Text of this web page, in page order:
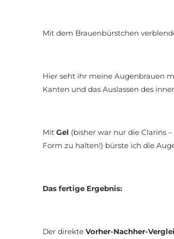
Mit dem Brauenbürstchen
Hier seht ihr meine Augenbrauen
Kanten und das Auslassen des
Mit Gel (bisher war nur die Clarins
Form zu halten!) bürste ich die
Das fertige Ergebnis:
Der direkte Vorher-Nachher-